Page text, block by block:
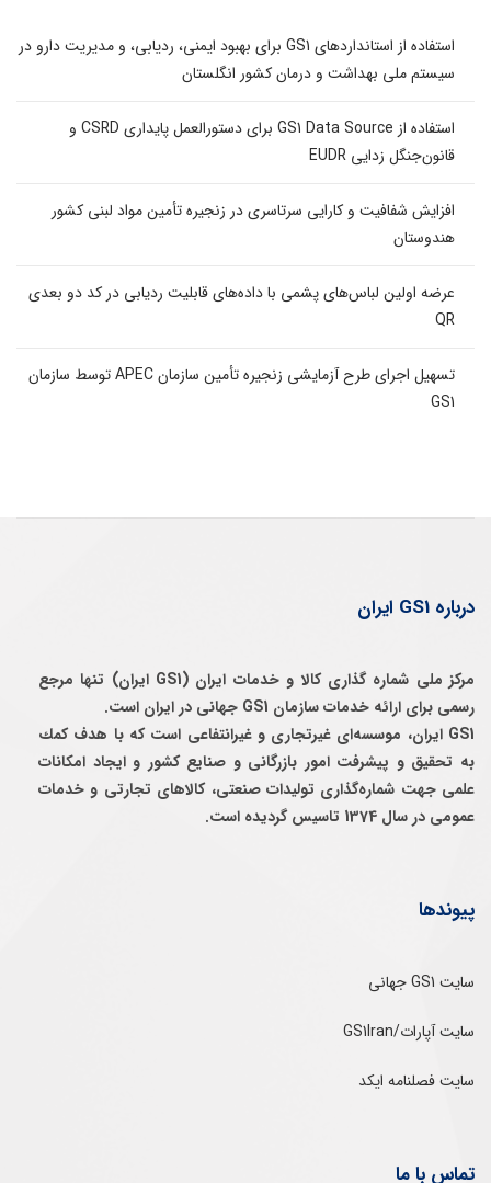
استفاده از استانداردهای GS1 برای بهبود ایمنی، ردیابی، و مدیریت دارو در
سیستم ملی بهداشت و درمان کشور انگلستان
استفاده از GS1 Data Source برای دستورالعمل پایداری CSRD و
قانون‌جنگل زدایی EUDR
افزایش شفافیت و کارایی سرتاسری در زنجیره تأمین مواد لبنی کشور
هندوستان
عرضه اولین لباس‌های پشمی با داده‌های قابلیت ردیابی در کد دو بعدی
QR
تسهیل اجرای طرح آزمایشی زنجیره تأمین سازمان APEC توسط سازمان
GS1
درباره GS1 ایران
مرکز ملی شماره گذاری کالا و خدمات ایران (GS1 ایران) تنها مرجع
رسمی برای ارائه خدمات سازمان GS1 جهانی در ایران است.
GS1 ایران، موسسه‌ای غيرتجاری و غيرانتفاعی است كه با هدف كمك
به تحقيق و پيشرفت امور بازرگانی و صنايع كشور و ايجاد امكانات
علمی جهت شماره‌گذاری توليدات صنعتی، كالاهای تجارتی و خدمات
عمومی در سال 1374 تاسيس گرديده است.
پیوندها
سایت GS1 جهانی
سایت آپارات/GS1Iran
سایت فصلنامه ایکد
تماس با ما